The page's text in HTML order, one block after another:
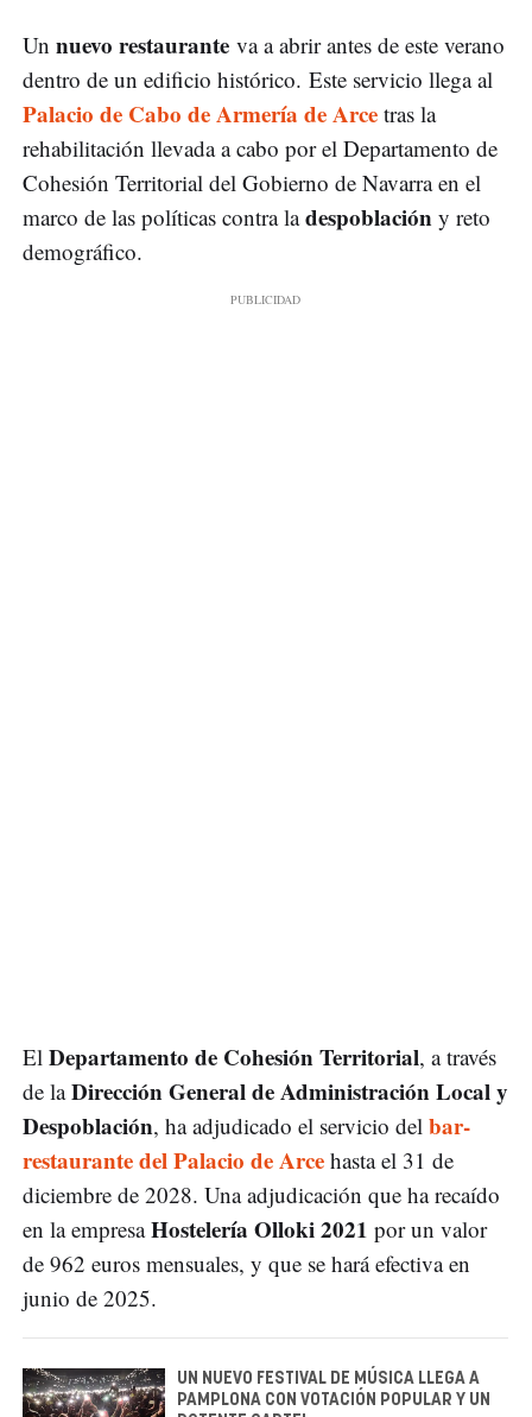
Un nuevo restaurante va a abrir antes de este verano
dentro de un edificio histórico. Este servicio llega al
Palacio de Cabo de Armería de Arce tras la
rehabilitación llevada a cabo por el Departamento de
Cohesión Territorial del Gobierno de Navarra en el
marco de las políticas contra ladespoblación y reto
demográfico.
El Departamento de Cohesión Territorial, a través
de laDirección General de Administración Local y
Despoblación, ha adjudicado el servicio del bar-
restaurante del Palacio de Arce hasta el 31 de
diciembre de 2028. Una adjudicación que ha recaído
en la empresaHostelería Olloki 2021 por un valor
de 962 euros mensuales, y que se hará efectiva en
junio de 2025.
UN NUEVO FESTIVAL DE MÚSICA LLEGA A
PAMPLONA CON VOTACIÓN POPULAR Y UN